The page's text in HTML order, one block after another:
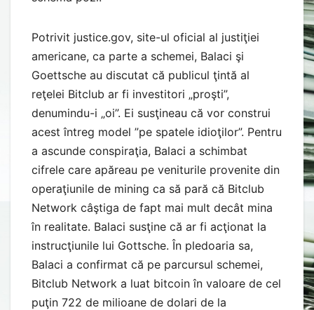
Potrivit justice.gov, site-ul oficial al justiţiei
americane, ca parte a schemei, Balaci şi
Goettsche au discutat că publicul ţintă al
reţelei Bitclub ar fi investitori „proşti”,
denumindu-i „oi”. Ei susţineau că vor construi
acest întreg model ”pe spatele idioţilor”. Pentru
a ascunde conspiraţia, Balaci a schimbat
cifrele care apăreau pe veniturile provenite din
operaţiunile de mining ca să pară că Bitclub
Network câştiga de fapt mai mult decât mina
în realitate. Balaci susţine că ar fi acţionat la
instrucţiunile lui Gottsche. În pledoaria sa,
Balaci a confirmat că pe parcursul schemei,
Bitclub Network a luat bitcoin în valoare de cel
puţin 722 de milioane de dolari de la